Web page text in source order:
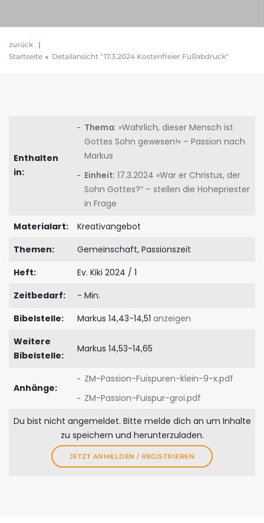
zurück |
Startseite
Detailansicht "17.3.2024 Kostenfreier Fußabdruck"
Enthalten
in:
Thema: »Wahrlich, dieser Mensch ist
Gottes Sohn gewesen!« – Passion nach
Markus
Einheit: 17.3.2024 »War er Christus, der
Sohn Gottes?“ – stellen die Hohepriester
in Frage
Materialart:
Kreativangebot
Themen:
Gemeinschaft, Passionszeit
Heft:
Ev. Kiki 2024 / 1
Zeitbedarf:
- Min.
Bibelstelle:
Markus 14,43-14,51 anzeigen
Weitere
Bibelstelle:
Markus 14,53-14,65
Anhänge:
ZM-Passion-Fuispuren-klein-9-x.pdf
ZM-Passion-Fuispur-groi.pdf
Du bist nicht angemeldet. Bitte melde dich an um Inhalte
zu speichern und herunterzuladen.
JETZT ANMELDEN / REGISTRIEREN